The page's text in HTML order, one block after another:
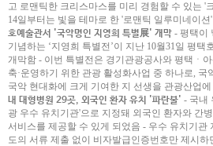
고 로맨틱한 크리스마스를 미리 경험할 수 있는 '
14일부터는 빛을 테마로 한 '로맨틱 일루미네이
호예술관서 '국악명인 지영희 특별展' 개막 - 평택이
기념하는 ‘지영희 특별전’이 지난 10월31일 평택
개막함 - 이번 특별전은 경기관광공사와 평택ㆍ
축·운영하기 위한 관광 활성화사업 중 하나로, 국
국악 현대화에 크게 기여한 지 선생을 관광산업
내 대형병원 29곳, 외국인 환자 유치 '파란불' - 국내
광 우수 유치기관'으로 지정돼 외국인 환자와 간
서비스를 제공할 수 있게 되었음 - 우수 유치기관
도의 서류 제출 없이 비자발급인증번호만 제시